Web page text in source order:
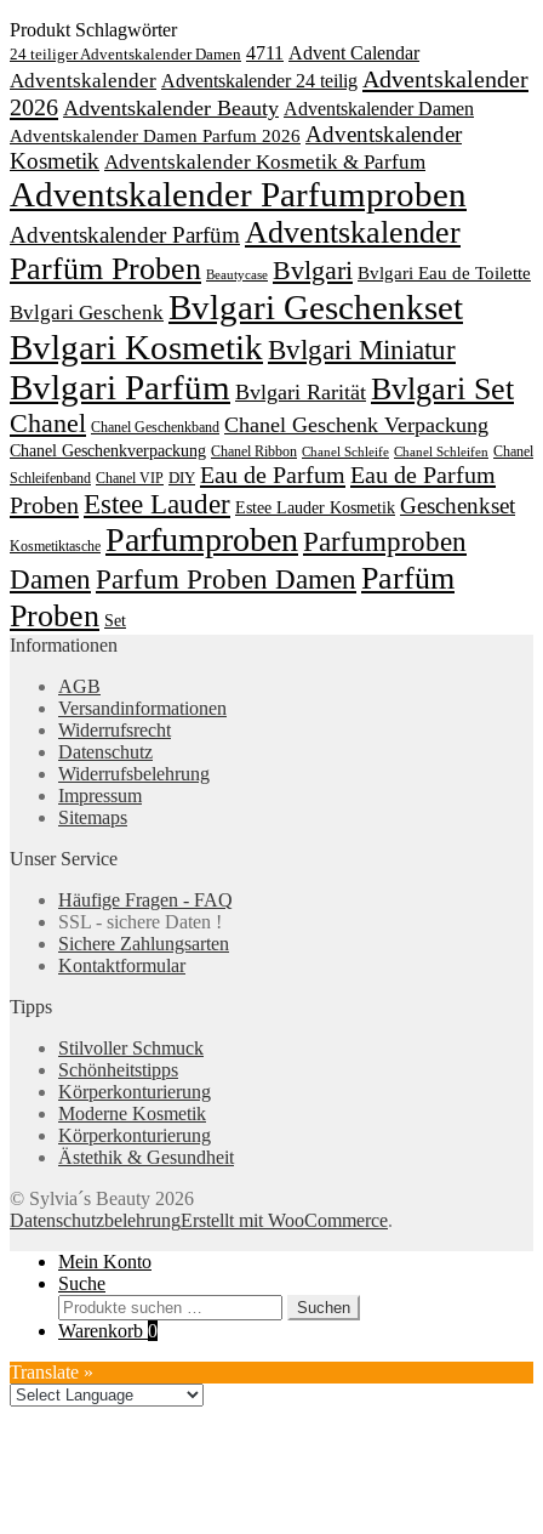
Produkt Schlagwörter
24 teiliger Adventskalender Damen 4711 Advent Calendar
Adventskalender Adventskalender 24 teilig Adventskalender
2026 Adventskalender Beauty Adventskalender Damen
Adventskalender Damen Parfum 2026 Adventskalender
Kosmetik Adventskalender Kosmetik & Parfum
Adventskalender Parfumproben
Adventskalender Parfüm Adventskalender
Parfüm Proben Beautycase Bvlgari Bvlgari Eau de Toilette
Bvlgari Geschenk Bvlgari Geschenkset
Bvlgari KosmetikBvlgari Miniatur
Bvlgari Parfüm Bvlgari Rarität Bvlgari Set
Chanel Chanel Geschenkband Chanel Geschenk Verpackung
Chanel Geschenkverpackung Chanel Ribbon Chanel Schleife Chanel Schleifen Chanel
Schleifenband Chanel VIP DIY Eau de Parfum Eau de Parfum
Proben Estee Lauder Estee Lauder Kosmetik Geschenkset
Kosmetiktasche Parfumproben Parfumproben
Damen Parfum Proben Damen Parfüm
Proben Set
Informationen
AGB
Versandinformationen
Widerrufsrecht
Datenschutz
Widerrufsbelehrung
Impressum
Sitemaps
Unser Service
Häufige Fragen - FAQ
SSL - sichere Daten !
Sichere Zahlungsarten
Kontaktformular
Tipps
Stilvoller Schmuck
Schönheitstipps
Körperkonturierung
Moderne Kosmetik
Körperkonturierung
Ästethik & Gesundheit
© Sylvia´s Beauty 2026
DatenschutzbelehrungErstellt mit WooCommerce.
Mein Konto
Suche
Suchen
nach:
Suchen
Warenkorb 0
Translate »